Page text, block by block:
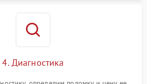
4. Диагностика